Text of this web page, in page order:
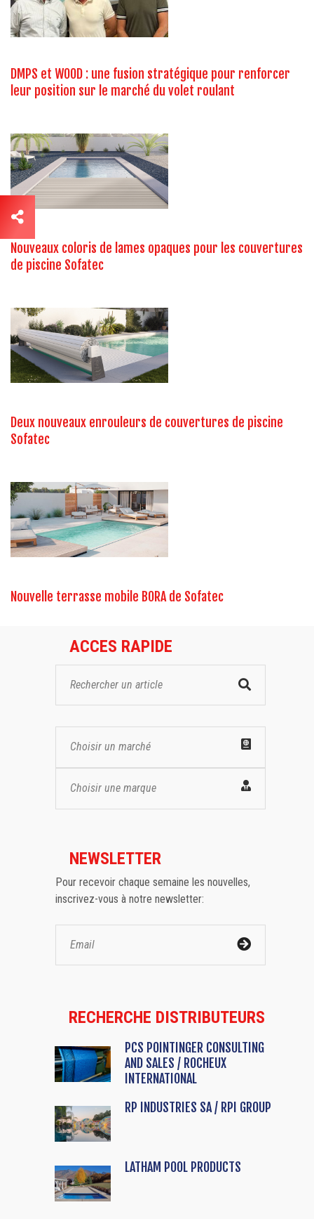
DMPS et WOOD : une fusion stratégique pour renforcer
leur position sur le marché du volet roulant
Nouveaux coloris de lames opaques pour les couvertures
de piscine Sofatec
Deux nouveaux enrouleurs de couvertures de piscine
Sofatec
Nouvelle terrasse mobile BORA de Sofatec
ACCES RAPIDE
Choisir un marché
Choisir une marque
NEWSLETTER
Pour recevoir chaque semaine les nouvelles,
inscrivez-vous à notre newsletter:
RECHERCHE DISTRIBUTEURS
PCS POINTINGER CONSULTING
AND SALES / ROCHEUX
INTERNATIONAL
RP INDUSTRIES SA / RPI GROUP
LATHAM POOL PRODUCTS